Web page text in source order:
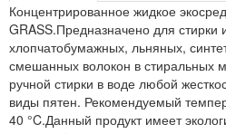
Концентрированное жидкое
GRASS.Предназначено для стирки
хлопчатобумажных, льняных,
смешанных волокон в стиральных
ручной стирки в воде любой
виды пятен. Рекомендуемый
40 °C.Данный продукт имеет